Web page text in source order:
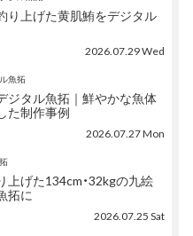
り上げた黄肌鮪をデジタル
2026.07.29 Wed
魚拓
ジタル魚拓｜鮮やかな魚体
た制作事例
2026.07.27 Mon
上げた134cm・32kgの九絵
拓に
2026.07.25 Sat